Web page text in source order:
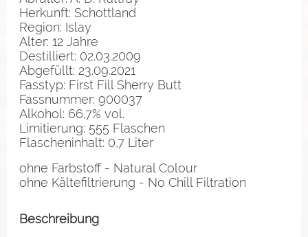
Herkunft: Schottland
Region: Islay
Alter: 12 Jahre
Destilliert: 02.03.2009
Abgefüllt: 23.09.2021
Fasstyp: First Fill Sherry Butt
Fassnummer: 900037
Alkohol: 66,7% vol.
Limitierung: 555 Flaschen
Flascheninhalt: 0,7 Liter
ohne Farbstoff - Natural Colour
ohne Kältefiltrierung - No Chill Filtration
Beschreibung